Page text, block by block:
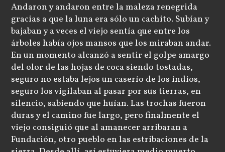
Andaron y andaron entre la maleza renegrida
gracias a que la luna era sólo un cachito. Subían y
bajaban y a veces el viejo sentía que entre los
árboles había ojos mansos que los miraban andar.
En un momento alcanzó a sentir el golpe amargo
del olor de las hojas de coca siendo tostadas,
seguro no estaba lejos un caserío de los indios,
seguro los vigilaban al pasar por sus tierras, en
silencio, sabiendo que huían. Las trochas fueron
duras y el camino fue largo, pero finalmente el
viejo consiguió que al amanecer arribaran a
Fundación, otro pueblo en las estribaciones de la